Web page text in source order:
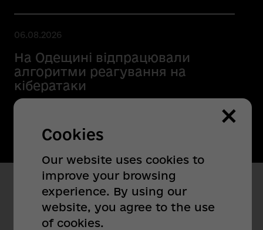
06.08.2026
На Одещині відпрацювали
алгоритми реагування на
кібератаки
Useful Services
×
Cookies
Our website uses cookies to
improve your browsing
experience. By using our
website, you agree to the use
of cookies.